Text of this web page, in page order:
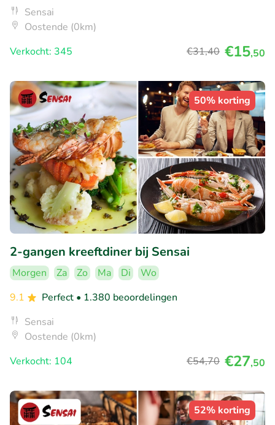
Sensai
Oostende (0km)
Verkocht: 345
€31,40 €15,50
50% korting
2-gangen kreeftdiner bij Sensai
Morgen Za Zo Ma Di
Wo
9.1
Perfect • 1.380 beoordelingen
Sensai
Oostende (0km)
Verkocht: 104
€54,70 €27,50
52% korting